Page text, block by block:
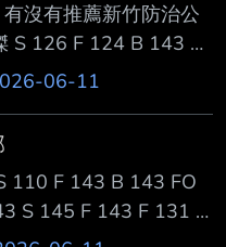
沒有推薦新竹防治公
S 126 F 124 B 143 B
128 差 2 奈米 潘傑楷
06-11
110 F 143 B 143 FO
S 145 F 143 F 131 H
B 129 S 超時 Sw